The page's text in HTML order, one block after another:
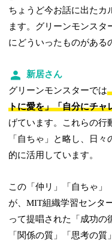
ちょうど今お話に出たカ
ます。グリーンモンス
にどういったものがある
新居さん
グリーンモンスターでは
トに愛を」「自分にチャ
げています。これらの行
「自ちゃ」と略し、日
的に活用しています。
この「仲リ」「自ちゃ」
が、MIT組織学習センタ
って提唱された「成功の
「関係の質」「思考の